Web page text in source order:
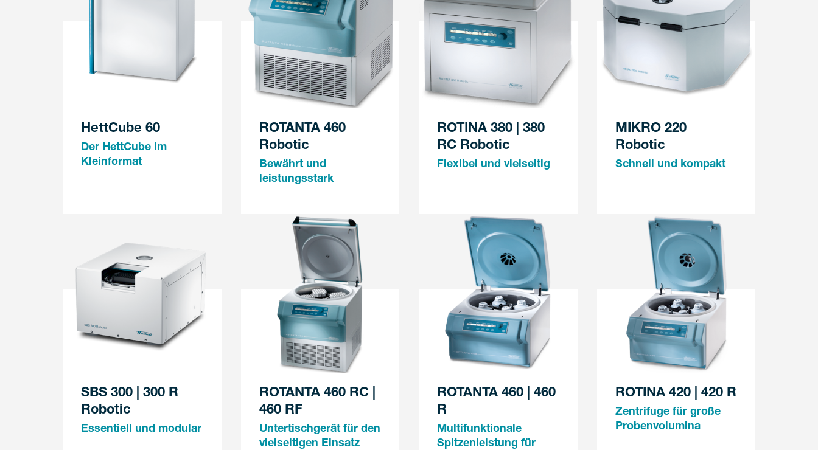
HettCube 60
Der HettCube im
Kleinformat
ROTANTA 460
Robotic
Bewährt und
leistungsstark
ROTINA 380 | 380
RC Robotic
Flexibel und vielseitig
MIKRO 220
Robotic
Schnell und kompakt
SBS 300 | 300 R
Robotic
Essentiell und modular
ROTANTA 460 RC |
460 RF
Untertischgerät für den
vielseitigen Einsatz
ROTANTA 460 | 460
R
Multifunktionale
Spitzenleistung für
ROTINA 420 | 420 R
Zentrifuge für große
Probenvolumina